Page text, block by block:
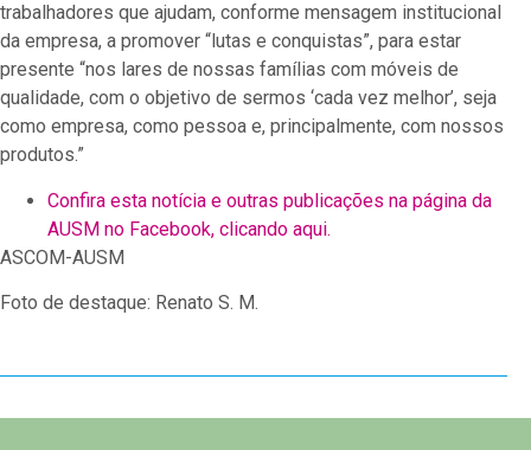
trabalhadores que ajudam, conforme mensagem institucional
da empresa, a promover “lutas e conquistas”, para estar
presente “nos lares de nossas famílias com móveis de
qualidade, com o objetivo de sermos ‘cada vez melhor’, seja
como empresa, como pessoa e, principalmente, com nossos
produtos.”
Confira esta notícia e outras publicações na página da
AUSM no Facebook, clicando aqui.
ASCOM-AUSM
Foto de destaque: Renato S. M.